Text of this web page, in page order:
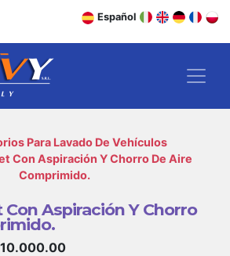
Español
Para Lavado De Vehículos
Con Aspiración Y Chorro De Aire
Comprimido.
Aspiración Y Chorro
10.000.00